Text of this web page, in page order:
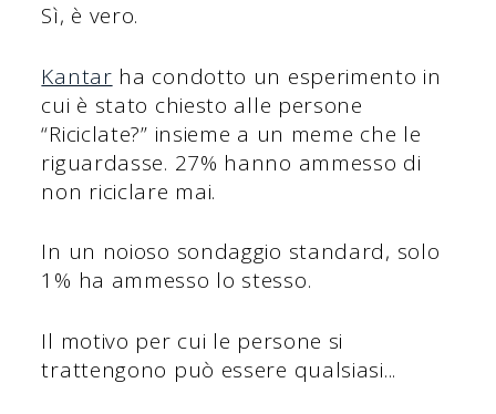
Sì, è vero.
Kantar ha condotto un esperimento in
cui è stato chiesto alle persone
“Riciclate?” insieme a un meme che le
riguardasse. 27% hanno ammesso di
non riciclare mai.
In un noioso sondaggio standard, solo
1% ha ammesso lo stesso.
Il motivo per cui le persone si
trattengono può essere qualsiasi...